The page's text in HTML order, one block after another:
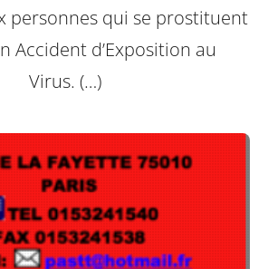
personnes qui se prostituent
Accident d’Exposition au
Virus. (…)